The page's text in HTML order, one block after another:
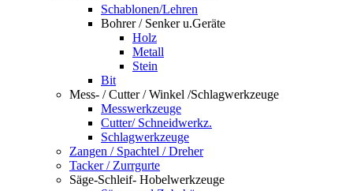
Schablonen/Lehren
Bohrer / Senker u.Geräte
Holz
Metall
Stein
Bit
Mess- / Cutter / Winkel /Schlagwerkzeuge
Messwerkzeuge
Cutter/ Schneidwerkz.
Schlagwerkzeuge
Zangen / Spachtel / Dreher
Tacker / Zurrgurte
Säge-Schleif- Hobelwerkzeuge